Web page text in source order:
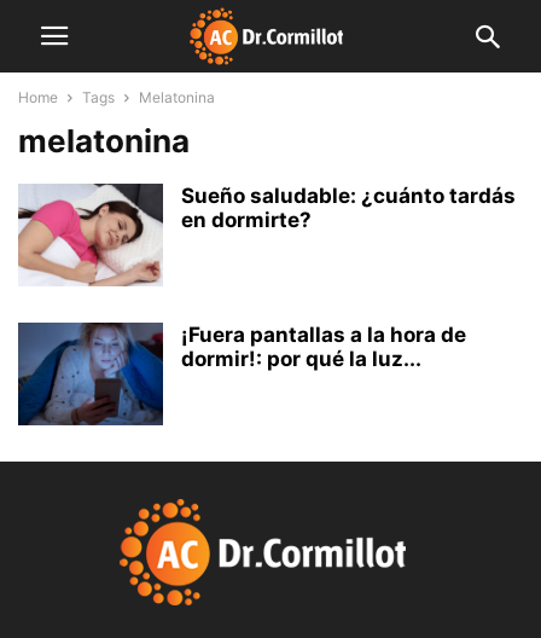
Home Tags Melatonina
melatonina
Sueño saludable: ¿cuánto tardás
en dormirte?
¡Fuera pantallas a la hora de
dormir!: por qué la luz...